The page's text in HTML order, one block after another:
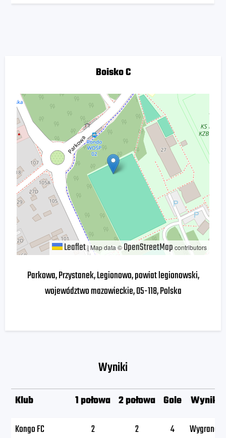
Boisko C
Leaflet| Map data ©OpenStreetMap contributors
Parkowa, Przystanek, Legionowo, powiat legionowski,
województwo mazowieckie, 05-118, Polska
Wyniki
Klub 1 połowa 2 połowa Gole
Wynik
Kongo FC
2 2 4
Wygrana